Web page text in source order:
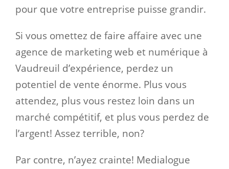
pour que votre entreprise puisse grandir.
Si vous omettez de faire affaire avec une
agence de marketing web et numérique à
Vaudreuil d’expérience, perdez un
potentiel de vente énorme. Plus vous
attendez, plus vous restez loin dans un
marché compétitif, et plus vous perdez de
l’argent! Assez terrible, non?
Par contre, n’ayez crainte! Medialogue